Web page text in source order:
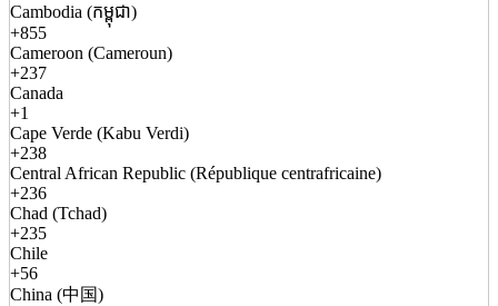
Cambodia (កម្ពុជា)
+855
Cameroon (Cameroun)
+237
Canada
+1
Cape Verde (Kabu Verdi)
+238
Central African Republic (République centrafricaine)
+236
Chad (Tchad)
+235
Chile
+56
China (中国)